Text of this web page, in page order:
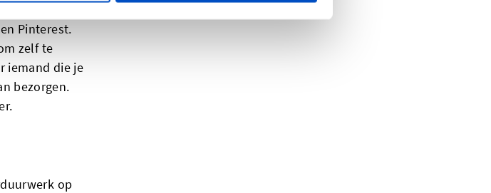
Pinterest.
zelf te
iemand die je
bezorgen.
op